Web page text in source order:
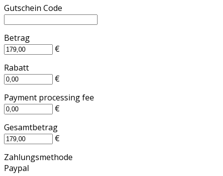
Gutschein Code
Betrag
€
Rabatt
€
Payment processing fee
€
Gesamtbetrag
€
Zahlungsmethode
Paypal